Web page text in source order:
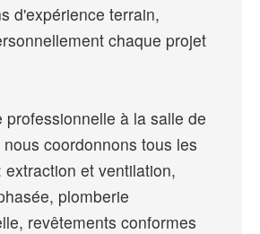
d'expérience terrain,
chaque projet
professionnelle à la salle de
coordonnons tous les
extraction et ventilation,
plomberie
revêtements conformes